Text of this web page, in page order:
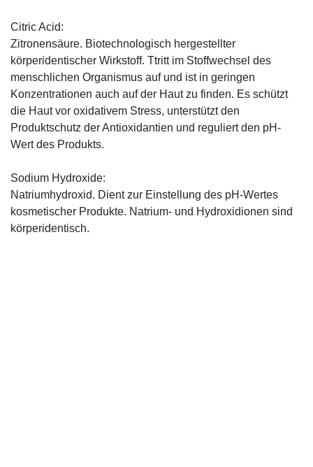
Citric Acid:
Zitronensäure. Biotechnologisch hergestellter
körperidentischer Wirkstoff. Ttritt im Stoffwechsel des
menschlichen Organismus auf und ist in geringen
Konzentrationen auch auf der Haut zu finden. Es schützt
die Haut vor oxidativem Stress, unterstützt den
Produktschutz der Antioxidantien und reguliert den pH-
Wert des Produkts.
Sodium Hydroxide:
Natriumhydroxid. Dient zur Einstellung des pH-Wertes
kosmetischer Produkte. Natrium- und Hydroxidionen sind
körperidentisch.